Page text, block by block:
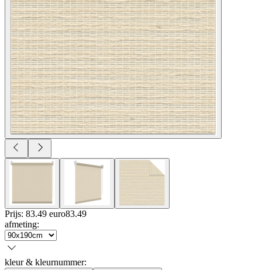
Prijs: 83.49 euro83.49
afmeting:
kleur & kleurnummer: